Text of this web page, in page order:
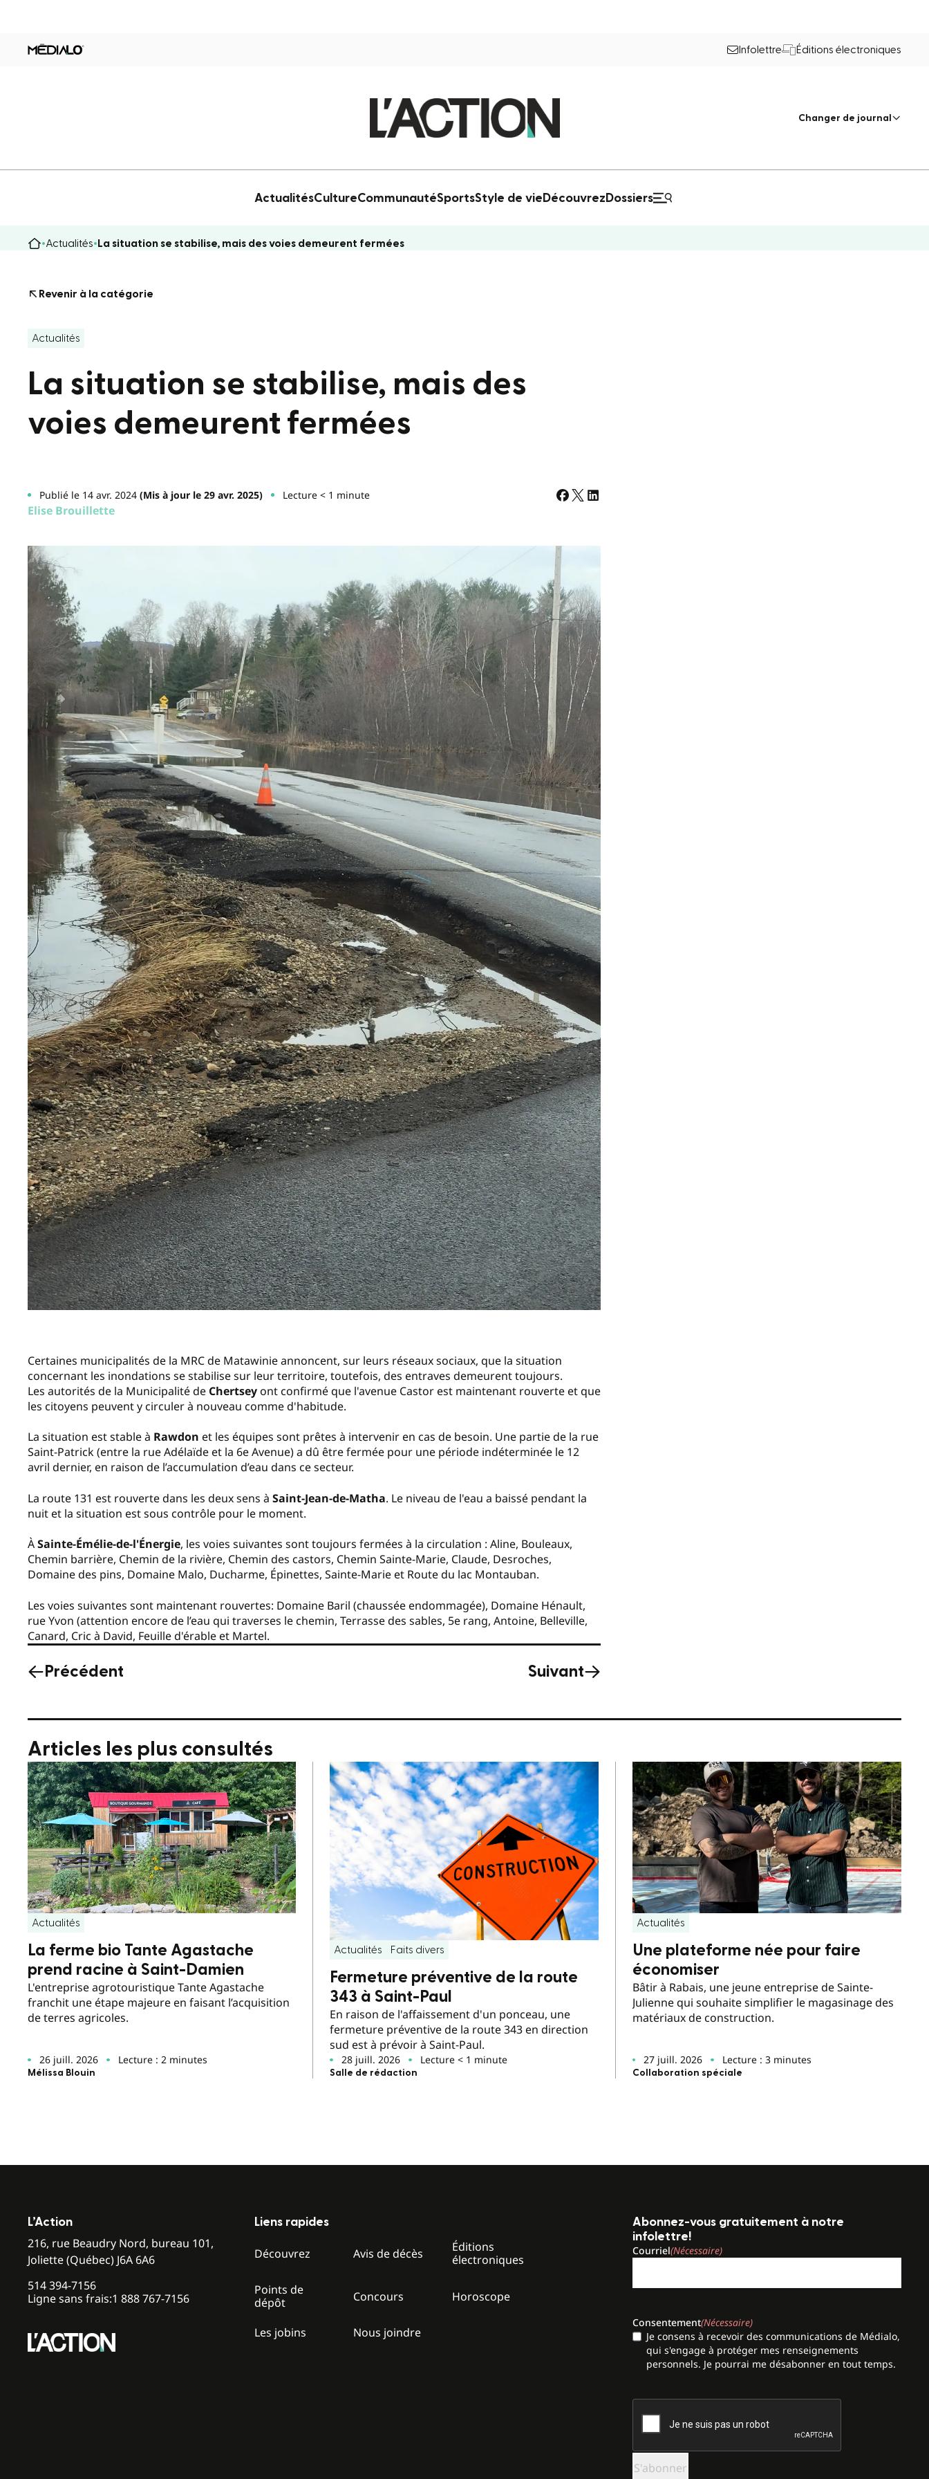
Infolettre Éditions électroniques
Changer de journal
ActualitésCultureCommunautéSportsStyle de vie Découvrez Dossiers
Actualités La situation se stabilise, mais des voies demeurent fermées
Revenir à la catégorie
Actualités
La situation se stabilise, mais des
voies demeurent fermées
Publié le 14 avr. 2024(Mis à jour le 29 avr. 2025) Lecture < 1 minute
Elise Brouillette
Certaines municipalités de la MRC de Matawinie annoncent, sur leurs réseaux sociaux, que la situation
concernant les inondations se stabilise sur leur territoire, toutefois, des entraves demeurent toujours.
Les autorités de la Municipalité de Chertseyont confirmé que l'avenue Castor est maintenant rouverte et que
les citoyens peuvent y circuler à nouveau comme d'habitude.
La situation est stable à Rawdon et les équipes sont prêtes à intervenir en cas de besoin. Une partie de la rue
Saint-Patrick (entre la rue Adélaïde et la 6e Avenue) a dû être fermée pour une période indéterminée le 12
avril dernier, en raison de l’accumulation d’eau dans ce secteur.
La route 131 est rouverte dans les deux sens à Saint-Jean-de-Matha. Le niveau de l'eau a baissé pendant la
nuit et la situation est sous contrôle pour le moment.
ÀSainte-Émélie-de-l'Énergie, les voies suivantes sont toujours fermées à la circulation : Aline, Bouleaux,
Chemin barrière, Chemin de la rivière, Chemin des castors, Chemin Sainte-Marie, Claude, Desroches,
Domaine des pins, Domaine Malo, Ducharme, Épinettes, Sainte-Marie et Route du lac Montauban.
Les voies suivantes sont maintenant rouvertes: Domaine Baril (chaussée endommagée), Domaine Hénault,
rue Yvon (attention encore de l’eau qui traverses le chemin, Terrasse des sables, 5e rang, Antoine, Belleville,
Canard, Cric à David, Feuille d'érable et Martel.
Précédent Suivant
Articles les plus consultés
Actualités
La ferme bio Tante Agastache
prend racine à Saint-Damien
L'entreprise agrotouristique Tante Agastache
franchit une étape majeure en faisant l’acquisition
de terres agricoles.
26 juill. 2026 Lecture : 2 minutes
Mélissa Blouin
Actualités Faits divers
Fermeture préventive de la route
343 à Saint-Paul
En raison de l'affaissement d'un ponceau, une
fermeture préventive de la route 343 en direction
sud est à prévoir à Saint-Paul.
28 juill. 2026 Lecture < 1 minute
Salle de rédaction
Actualités
Une plateforme née pour faire
économiser
Bâtir à Rabais, une jeune entreprise de Sainte-
Julienne qui souhaite simplifier le magasinage des
matériaux de construction.
27 juill. 2026 Lecture : 3 minutes
Collaboration spéciale
L’Action
216, rue Beaudry Nord, bureau 101,
Joliette (Québec) J6A 6A6
514 394-7156
Ligne sans frais:1 888 767-7156
Liens rapides
Découvrez Avis de décès
Éditions
électroniques
Points de
dépôt
Concours Horoscope
Les jobins Nous joindre
Abonnez-vous gratuitement à notre
infolettre!
Courriel(Nécessaire)
Consentement(Nécessaire)
Je consens à recevoir des communications de Médialo,
qui s'engage à protéger mes renseignements
personnels. Je pourrai me désabonner en tout temps.
CAPTCHA